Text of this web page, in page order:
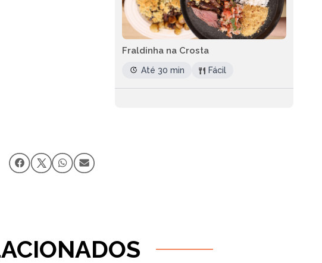
Fraldinha na Crosta
Até 30 min Fácil